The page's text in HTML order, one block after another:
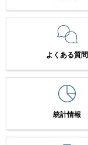
よくある質問
統計情報